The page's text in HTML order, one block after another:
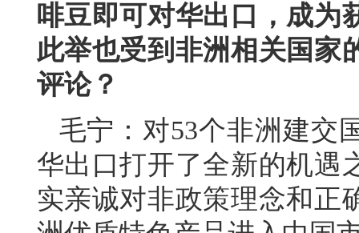
啡豆即可对华出口，成为
此举也受到非洲相关国家
评论？
毛宁：对53个非洲建交
华出口打开了全新的机遇
实亲诚对非政策理念和正